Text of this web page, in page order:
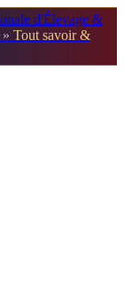
d'Élevage &
Tout savoir &